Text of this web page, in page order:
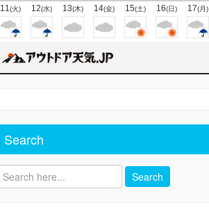
11(火) 12(水) 13(木) 14(金) 15(土) 16(日) 17(月)
Search